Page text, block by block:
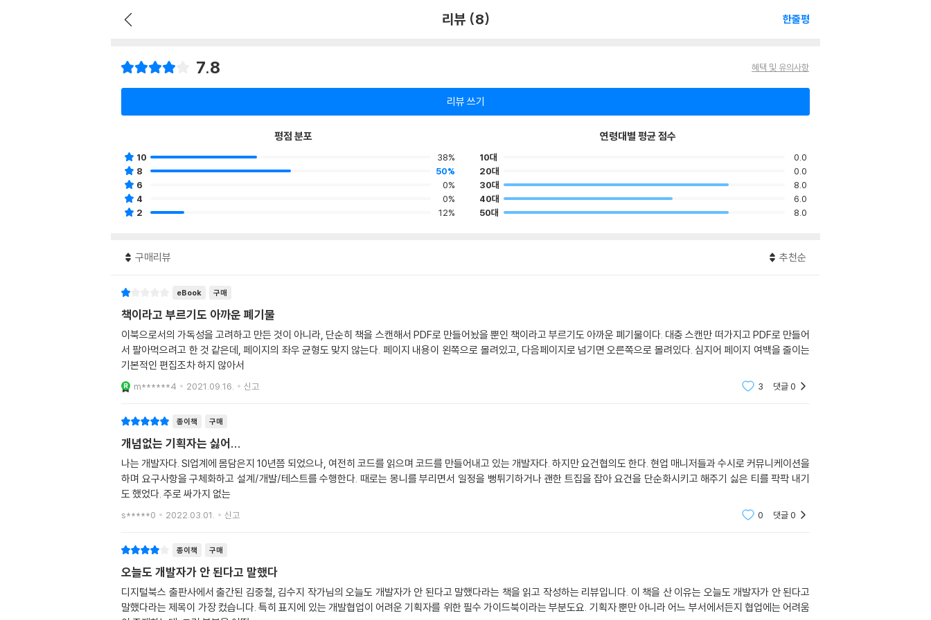
리뷰 (8) 한줄평
7.8 혜택 및 유의사항
리뷰 쓰기
평점 분포
10
38%
8
50%
6
0%
4
0%
2
12%
연령대별 평균 점수
10대
0.0
20대
0.0
30대
8.0
40대
6.0
50대
8.0
구매리뷰 추천순
eBook 구매
책이라고 부르기도 아까운 폐기물
이북으로서의 가독성을 고려하고 만든 것이 아니라, 단순히 책을 스캔해서 PDF로 만들어놨을 뿐인 책이라고 부르기도 아까운 폐기물이다. 대충 스캔만 떠가지고 PDF로 만들어
서 팔아먹으려고 한 것 같은데, 페이지의 좌우 균형도 맞지 않는다. 페이지 내용이 왼쪽으로 몰려있고, 다음페이지로 넘기면 오른쪽으로 몰려있다. 심지어 페이지 여백을 줄이는
기본적인 편집조차 하지 않아서
m******4 2021.09.16. 신고 3 댓글0
종이책 구매
개념없는 기획자는 싫어...
나는 개발자다. SI업계에 몸담은지 10년쯤 되었으나, 여전히 코드를 읽으며 코드를 만들어내고 있는 개발자다. 하지만 요건협의도 한다. 현업 매니저들과 수시로 커뮤니케이션을
하며 요구사항을 구체화하고 설계/개발/테스트를 수행한다. 때로는 몽니를 부리면서 일정을 뻥튀기하거나 괜한 트집을 잡아 요건을 단순화시키고 해주기 싫은 티를 팍팍 내기
도 했었다. 주로 싸가지 없는
s*****0 2022.03.01. 신고 0 댓글0
종이책 구매
오늘도 개발자가 안 된다고 말했다
디지털북스 출판사에서 출간된 김중철, 김수지 작가님의 오늘도 개발자가 안 된다고 말했다라는 책을 읽고 작성하는 리뷰입니다. 이 책을 산 이유는 오늘도 개발자가 안 된다고
말했다라는 제목이 가장 컸습니다. 특히 표지에 있는 개발협업이 어려운 기획자를 위한 필수 가이드북이라는 부분도요. 기획자 뿐만 아니라 어느 부서에서든지 협업에는 어려움